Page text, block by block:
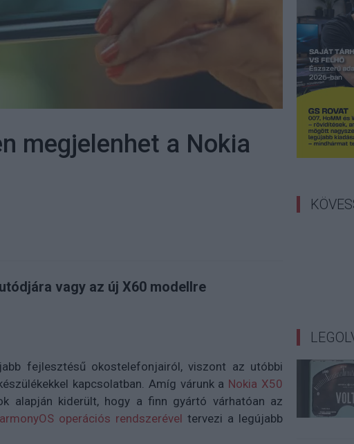
megjelenhet a Nokia
vagy az új X60 modellre
fejlesztésű okostelefonjairól, viszont az utóbbi
kapcsolatban. Amíg várunk a Nokia X50
alapján kiderült, hogy a finn gyártó várhatóan az
operációs rendszerével tervezi a legújabb